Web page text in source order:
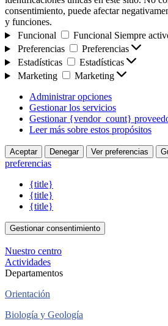
consentimiento, puede afectar
y funciones.
Funcional
Funcional Siempre
Preferencias
Preferencias
Estadísticas
Estadísticas
Marketing
Marketing
Administrar opciones
Gestionar los servicios
Gestionar {vendor_count}
Leer más sobre estos propósitos
Aceptar Denegar Ver preferencias
preferencias
{title}
{title}
{title}
Gestionar consentimiento
Nuestro centro
Actividades
Departamentos
Orientación
Biología y Geología